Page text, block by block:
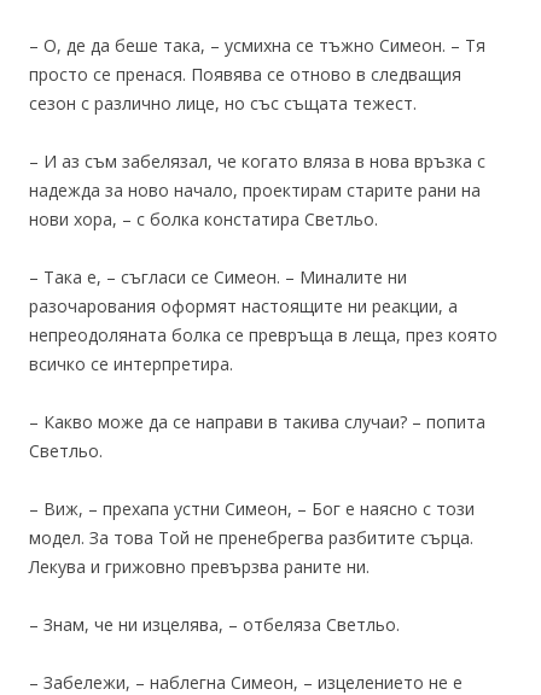
– О, де да беше така, – усмихна се тъжно Симеон. – Тя
просто се пренася. Появява се отново в следващия
сезон с различно лице, но със същата тежест.
– И аз съм забелязал, че когато вляза в нова връзка с
надежда за ново начало, проектирам старите рани на
нови хора, – с болка констатира Светльо.
– Така е, – съгласи се Симеон. – Миналите ни
разочарования оформят настоящите ни реакции, а
непреодоляната болка се превръща в леща, през която
всичко се интерпретира.
– Какво може да се направи в такива случаи? – попита
Светльо.
– Виж, – прехапа устни Симеон, – Бог е наясно с този
модел. За това Той не пренебрегва разбитите сърца.
Лекува и грижовно превързва раните ни.
– Знам, че ни изцелява, – отбеляза Светльо.
– Забележи, – наблегна Симеон, – изцелението не е